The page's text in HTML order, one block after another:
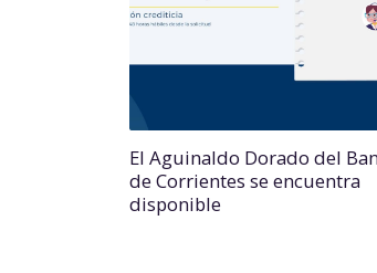
El Aguinaldo Dorado del
de Corrientes se encuentra
disponible